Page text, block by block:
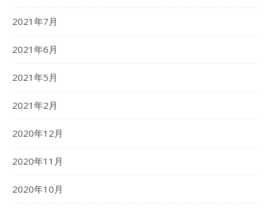
2021年7月
2021年6月
2021年5月
2021年2月
2020年12月
2020年11月
2020年10月